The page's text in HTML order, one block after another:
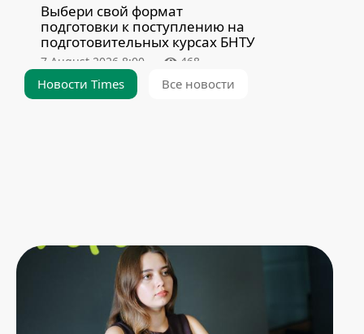
Выбери свой формат
подготовки к поступлению на
подготовительных курсах БНТУ
7 August 2026 8:00 468
Как строился легендарный 15-й
6 August 2026 8:00 1721
Спасибо, альма-матер!
Выпускница ФГДИЭ о своих
студенческих проектах и любви
Новости Times Все новости